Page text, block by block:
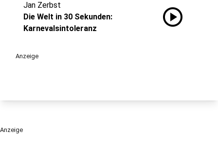
Jan Zerbst
Die Welt in 30 Sekunden:
Karnevalsintoleranz
play_circle
Anzeige
Anzeige